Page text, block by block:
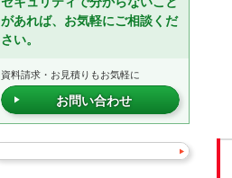
があれば、お気軽にご相談くだ
さい。
資料請求・お見積りもお気軽に
お問い合わせ